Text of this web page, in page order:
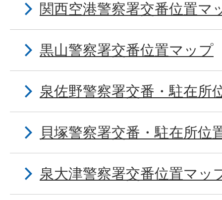
関西空港警察署交番位置マ
黒山警察署交番位置マップ
泉佐野警察署交番・駐在所
貝塚警察署交番・駐在所位
泉大津警察署交番位置マッ